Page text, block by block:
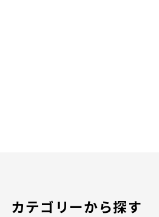
カテゴリーから探す